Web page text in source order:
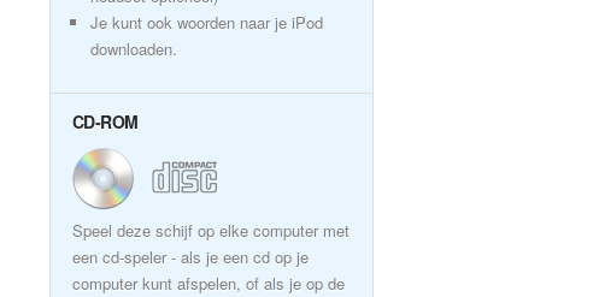
Je kunt ook woorden naar je iPod
downloaden.
CD-ROM
Speel deze schijf op elke computer met
een cd-speler - als je een cd op je
computer kunt afspelen, of als je op de